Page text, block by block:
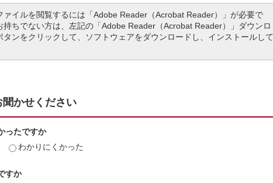
ァイルを閲覧するには「Adobe Reader（Acrobat Reader）」が必要で
持ちでない方は、左記の「Adobe Reader（Acrobat Reader）」ダウンロ
タンをクリックして、ソフトウェアをダウンロードし、インストールして
かせください
ったですか
わかりにくかった
すか